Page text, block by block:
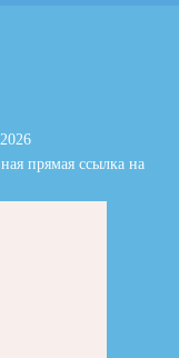
прямая ссылка на